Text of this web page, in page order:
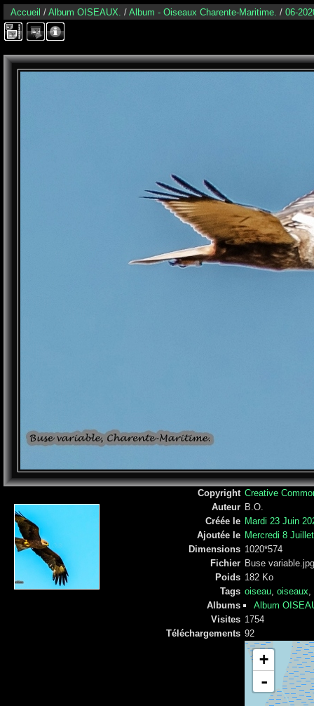
Accueil / Album OISEAUX. / Album - Oiseaux Charente-Maritime. / 06-
Copyright Creative
Auteur B.O.
Créée le Mardi 23 Juin
Ajoutée le Mercredi 8
Dimensions 1020*574
Fichier Buse variable.jpg
Poids 182 Ko
Tags oiseau, oiseaux,
Albums
Album
Visites 1754
Téléchargements 92
+
-